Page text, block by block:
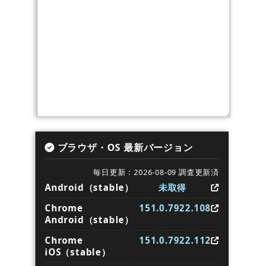
ブラウザ・OS 最新バージョン
毎日更新：2026-08-09 調査更新済
Android（stable）
未取得
Chrome
Android（stable）
151.0.7922.108
Chrome
iOS（stable）
151.0.7922.112